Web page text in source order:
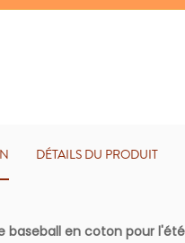
DÉTAILS DU PRODUIT
baseball en coton pour l'été